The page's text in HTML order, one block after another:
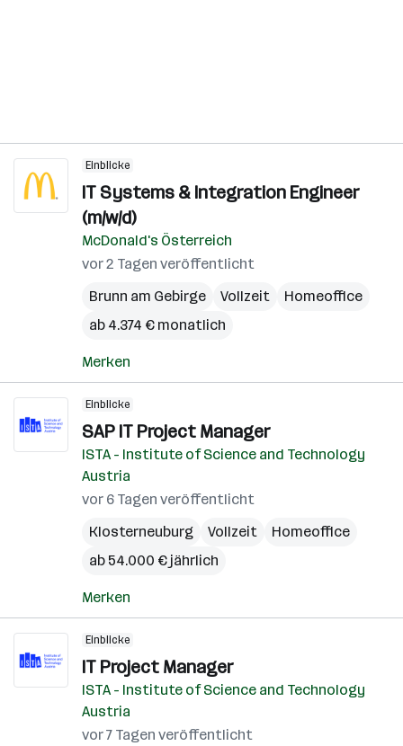
Einblicke
IT Systems & Integration Engineer
(m/w/d)
McDonald's Österreich
vor 2 Tagen veröffentlicht
Brunn am Gebirge
Vollzeit
Homeoffice
ab 4.374 € monatlich
Merken
Einblicke
SAP IT Project Manager
ISTA - Institute of Science and Technology
Austria
vor 6 Tagen veröffentlicht
Klosterneuburg
Vollzeit
Homeoffice
ab 54.000 € jährlich
Merken
Einblicke
IT Project Manager
ISTA - Institute of Science and Technology
Austria
vor 7 Tagen veröffentlicht